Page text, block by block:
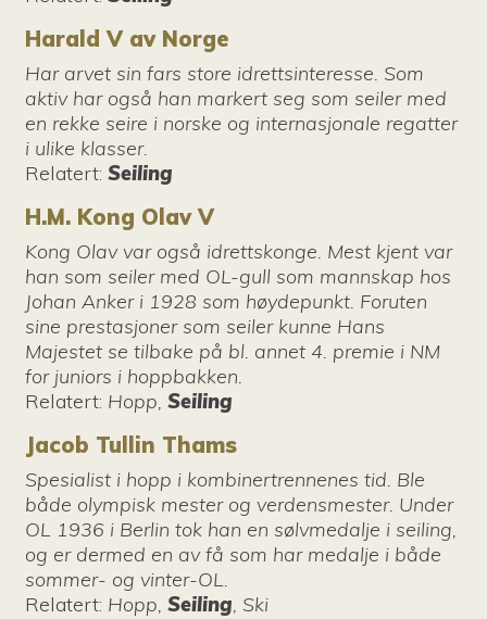
Harald V av Norge
Har arvet sin fars store idrettsinteresse. Som
aktiv har også han markert seg som seiler med
en rekke seire i norske og internasjonale regatter
i ulike klasser.
Relatert:Seiling
H.M. Kong Olav V
Kong Olav var også idrettskonge. Mest kjent var
han som seiler med OL-gull som mannskap hos
Johan Anker i 1928 som høydepunkt. Foruten
sine prestasjoner som seiler kunne Hans
Majestet se tilbake på bl. annet 4. premie i NM
for juniors i hoppbakken.
Relatert: Hopp,Seiling
Jacob Tullin Thams
Spesialist i hopp i kombinertrennenes tid. Ble
både olympisk mester og verdensmester. Under
OL 1936 i Berlin tok han en sølvmedalje i seiling,
og er dermed en av få som har medalje i både
sommer- og vinter-OL.
Relatert: Hopp,Seiling, Ski